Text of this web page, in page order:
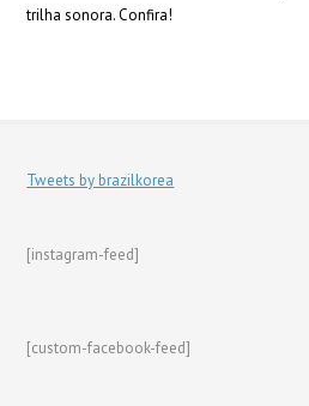
trilha sonora. Confira!
Tweets by brazilkorea
[instagram-feed]
[custom-facebook-feed]